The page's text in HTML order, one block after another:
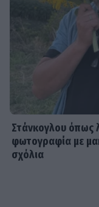
Στάνκογλου όπως
φωτογραφία με
σχόλια